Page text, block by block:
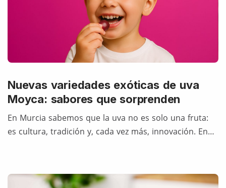
Nuevas variedades exóticas de uva
Moyca: sabores que sorprenden
En Murcia sabemos que la uva no es solo una fruta:
es cultura, tradición y, cada vez más, innovación. En…